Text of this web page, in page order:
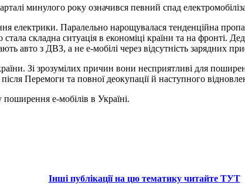
минулого року означився певний спад
електрики. Паралельно нарощувалася тенденційна
складна ситуація в економіці країни та на фронті.
авто з ДВЗ, а не е-мобілі через відсутність зарядних
Зі зрозумілих причин вони несприятливі для
Перемоги та повної деокупації й наступного
е-мобілів в Україні.
Інші публікації на цю тематику читайте ТУТ